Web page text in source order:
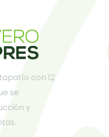
con 12
se
y